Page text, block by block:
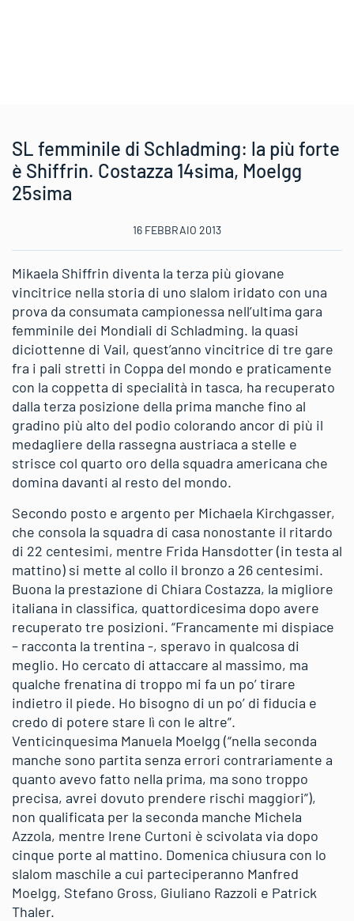
SL femminile di Schladming: la più forte
è Shiffrin. Costazza 14sima, Moelgg
25sima
16 FEBBRAIO 2013
Mikaela Shiffrin diventa la terza più giovane
vincitrice nella storia di uno slalom iridato con una
prova da consumata campionessa nell’ultima gara
femminile dei Mondiali di Schladming. la quasi
diciottenne di Vail, quest’anno vincitrice di tre gare
fra i pali stretti in Coppa del mondo e praticamente
con la coppetta di specialità in tasca, ha recuperato
dalla terza posizione della prima manche fino al
gradino più alto del podio colorando ancor di più il
medagliere della rassegna austriaca a stelle e
strisce col quarto oro della squadra americana che
domina davanti al resto del mondo.
Secondo posto e argento per Michaela Kirchgasser,
che consola la squadra di casa nonostante il ritardo
di 22 centesimi, mentre Frida Hansdotter (in testa al
mattino) si mette al collo il bronzo a 26 centesimi.
Buona la prestazione di Chiara Costazza, la migliore
italiana in classifica, quattordicesima dopo avere
recuperato tre posizioni. “Francamente mi dispiace
– racconta la trentina -, speravo in qualcosa di
meglio. Ho cercato di attaccare al massimo, ma
qualche frenatina di troppo mi fa un po’ tirare
indietro il piede. Ho bisogno di un po’ di fiducia e
credo di potere stare lì con le altre”.
Venticinquesima Manuela Moelgg (“nella seconda
manche sono partita senza errori contrariamente a
quanto avevo fatto nella prima, ma sono troppo
precisa, avrei dovuto prendere rischi maggiori”),
non qualificata per la seconda manche Michela
Azzola, mentre Irene Curtoni è scivolata via dopo
cinque porte al mattino. Domenica chiusura con lo
slalom maschile a cui parteciperanno Manfred
Moelgg, Stefano Gross, Giuliano Razzoli e Patrick
Thaler.